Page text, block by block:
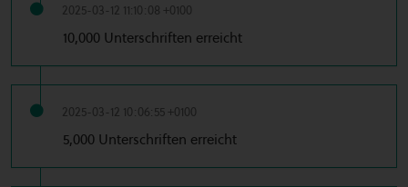
2025-03-12 11:10:08 +0100
10,000 Unterschriften erreicht
2025-03-12 10:06:55 +0100
5,000 Unterschriften erreicht